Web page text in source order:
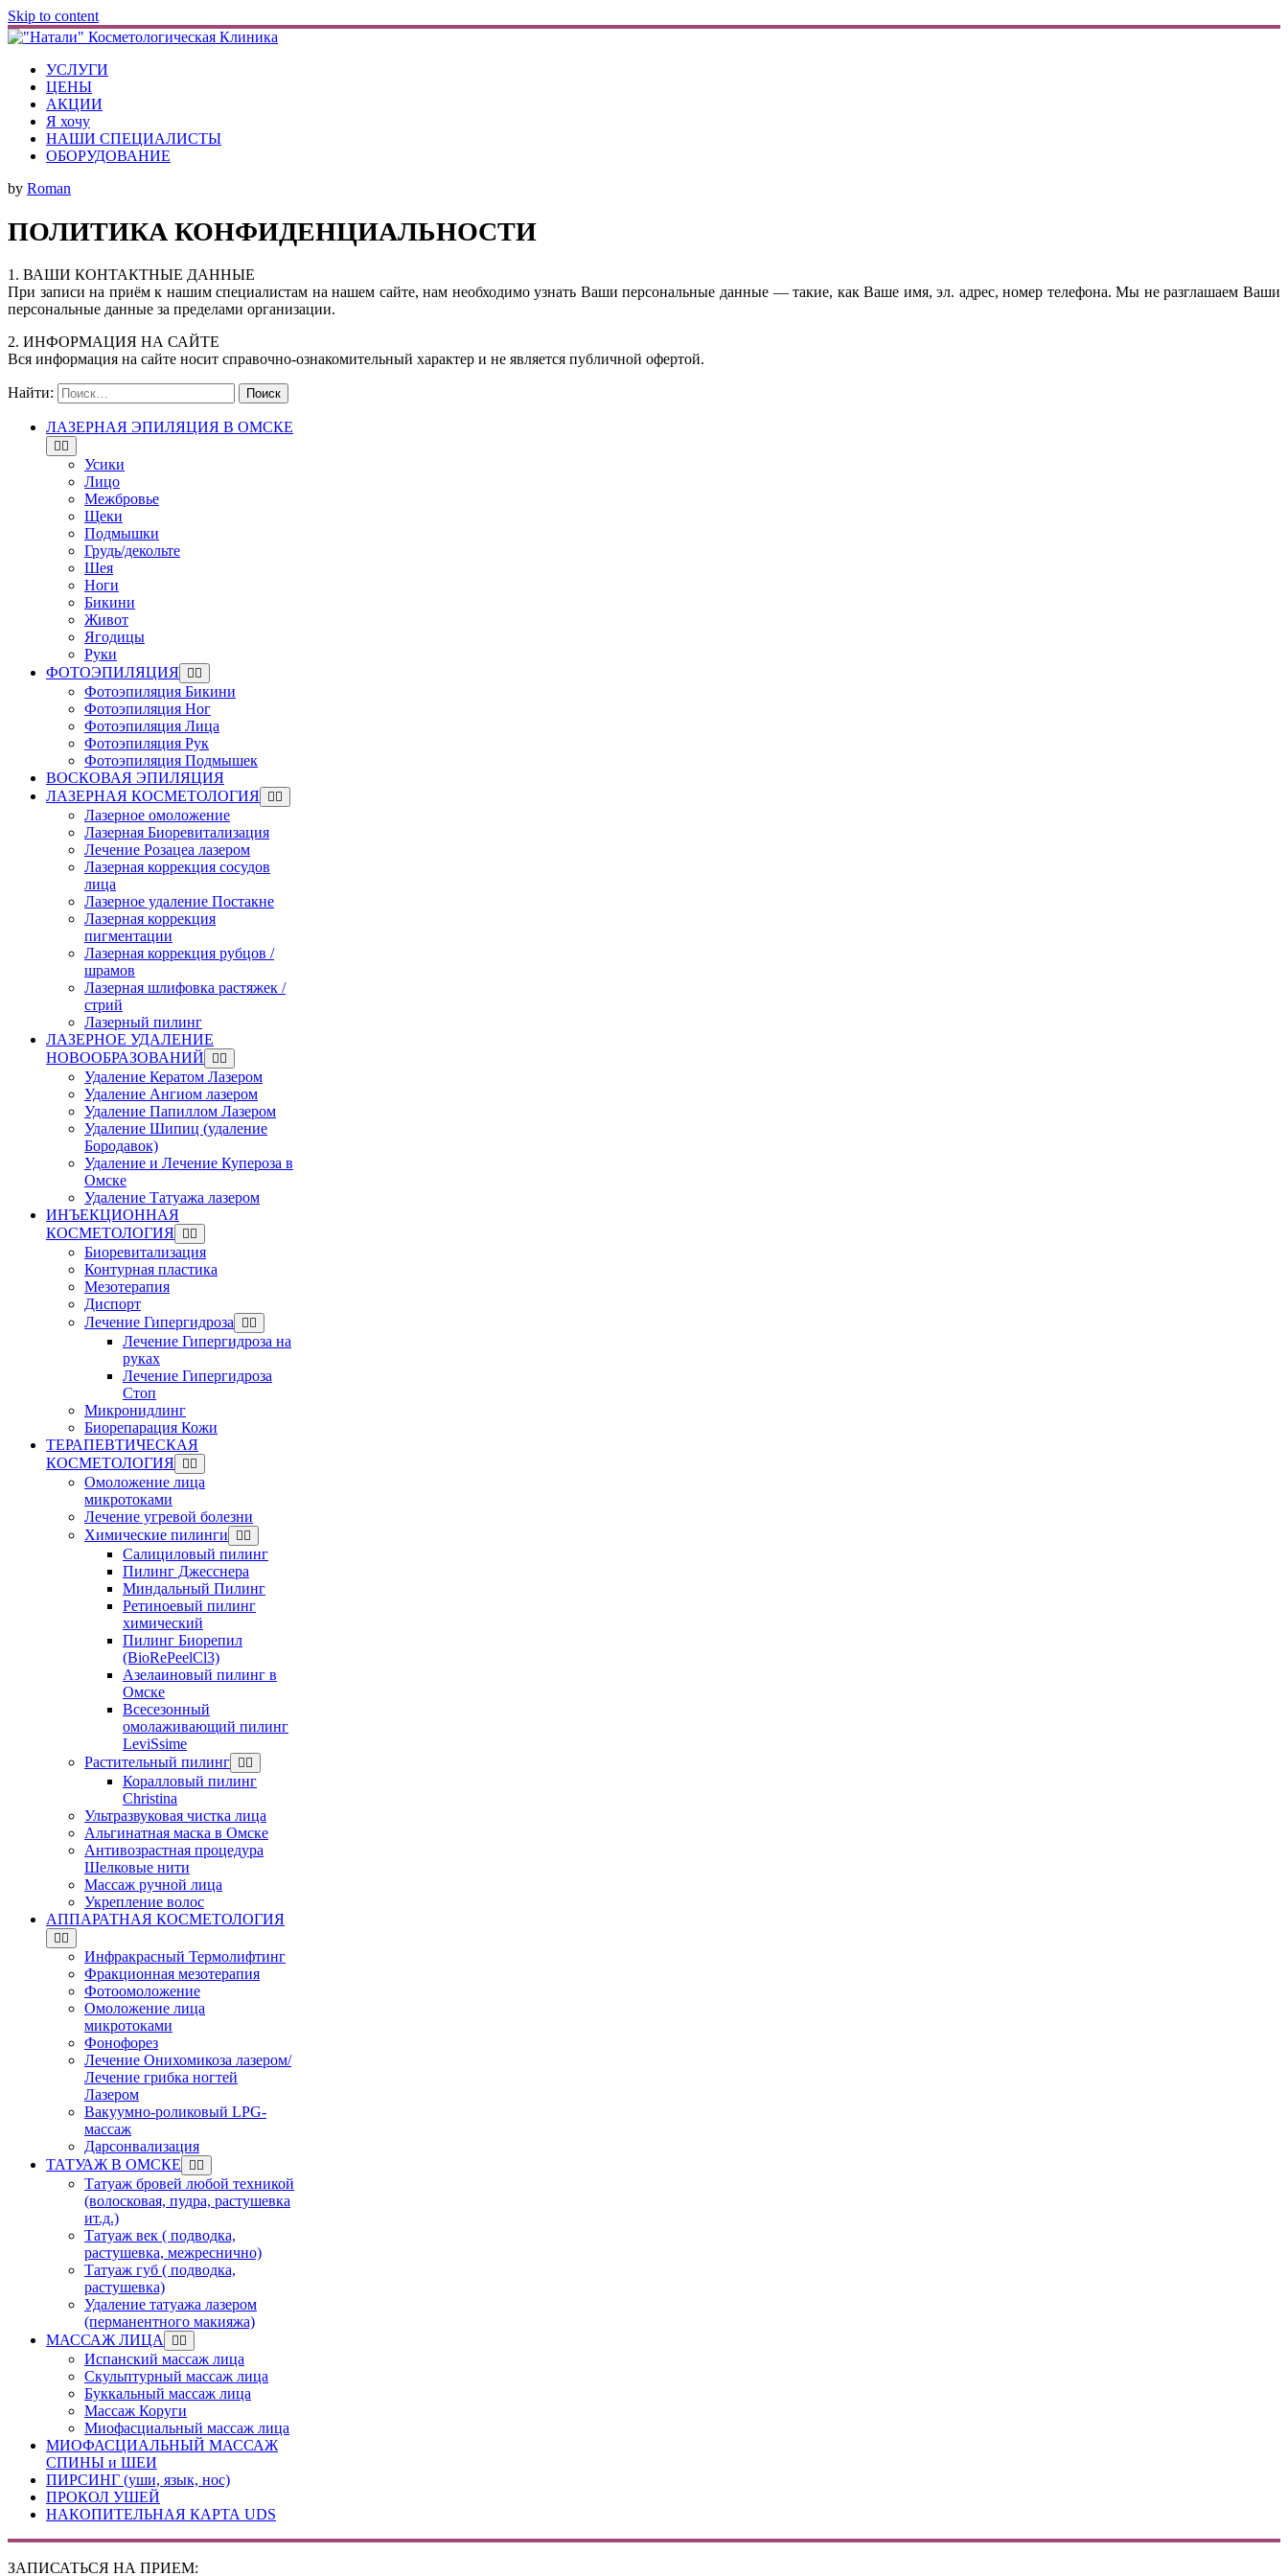
Skip to content
УСЛУГИ
ЦЕНЫ
АКЦИИ
Я хочу
НАШИ СПЕЦИАЛИСТЫ
ОБОРУДОВАНИЕ
by Roman
ПОЛИТИКА КОНФИДЕНЦИАЛЬНОСТИ
1. ВАШИ КОНТАКТНЫЕ ДАННЫЕ
При записи на приём к нашим специалистам на нашем сайте, нам необходимо узнать Ваши персональные данные — такие, как Ваше имя, эл. адрес, номер телефона. Мы не разглашаем Ваши
персональные данные за пределами организации.
2. ИНФОРМАЦИЯ НА САЙТЕ
Вся информация на сайте носит справочно-ознакомительный характер и не является публичной офертой.
Найти:
ЛАЗЕРНАЯ ЭПИЛЯЦИЯ В ОМСКЕ
Усики
Лицо
Межбровье
Щеки
Подмышки
Грудь/декольте
Шея
Ноги
Бикини
Живот
Ягодицы
Руки
ФОТОЭПИЛЯЦИЯ
Фотоэпиляция Бикини
Фотоэпиляция Ног
Фотоэпиляция Лица
Фотоэпиляция Рук
Фотоэпиляция Подмышек
ВОСКОВАЯ ЭПИЛЯЦИЯ
ЛАЗЕРНАЯ КОСМЕТОЛОГИЯ
Лазерное омоложение
Лазерная Биоревитализация
Лечение Розацеа лазером
Лазерная коррекция сосудов
лица
Лазерное удаление Постакне
Лазерная коррекция
пигментации
Лазерная коррекция рубцов /
шрамов
Лазерная шлифовка растяжек /
стрий
Лазерный пилинг
ЛАЗЕРНОЕ УДАЛЕНИЕ
НОВООБРАЗОВАНИЙ
Удаление Кератом Лазером
Удаление Ангиом лазером
Удаление Папиллом Лазером
Удаление Шипиц (удаление
Бородавок)
Удаление и Лечение Купероза в
Омске
Удаление Татуажа лазером
ИНЪЕКЦИОННАЯ
КОСМЕТОЛОГИЯ
Биоревитализация
Контурная пластика
Мезотерапия
Диспорт
Лечение Гипергидроза
Лечение Гипергидроза на
руках
Лечение Гипергидроза
Стоп
Микронидлинг
Биорепарация Кожи
ТЕРАПЕВТИЧЕСКАЯ
КОСМЕТОЛОГИЯ
Омоложение лица
микротоками
Лечение угревой болезни
Химические пилинги
Салициловый пилинг
Пилинг Джесснера
Миндальный Пилинг
Ретиноевый пилинг
химический
Пилинг Биорепил
(BioRePeelCl3)
Азелаиновый пилинг в
Омске
Всесезонный
омолаживающий пилинг
LeviSsime
Растительный пилинг
Коралловый пилинг
Christina
Ультразвуковая чистка лица
Альгинатная маска в Омске
Антивозрастная процедура
Шелковые нити
Массаж ручной лица
Укрепление волос
АППАРАТНАЯ КОСМЕТОЛОГИЯ
Инфракрасный Термолифтинг
Фракционная мезотерапия
Фотоомоложение
Омоложение лица
микротоками
Фонофорез
Лечение Онихомикоза лазером/
Лечение грибка ногтей
Лазером
Вакуумно-роликовый LPG-
массаж
Дарсонвализация
ТАТУАЖ В ОМСКЕ
Татуаж бровей любой техникой
(волосковая, пудра, растушевка
ит.д.)
Татуаж век ( подводка,
растушевка, межреснично)
Татуаж губ ( подводка,
растушевка)
Удаление татуажа лазером
(перманентного макияжа)
МАССАЖ ЛИЦА
Испанский массаж лица
Скульптурный массаж лица
Буккальный массаж лица
Массаж Коруги
Миофасциальный массаж лица
МИОФАСЦИАЛЬНЫЙ МАССАЖ
СПИНЫ и ШЕИ
ПИРСИНГ (уши, язык, нос)
ПРОКОЛ УШЕЙ
НАКОПИТЕЛЬНАЯ КАРТА UDS
ЗАПИСАТЬСЯ НА ПРИЕМ: